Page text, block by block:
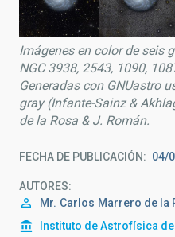
Imágenes en color de seis
NGC 3938, 2543, 1090,
Generadas con GNUastro
gray (Infante-Sainz &
de la Rosa & J. Román.
FECHA DE PUBLICACIÓN 04/
AUTORES
Mr. Carlos Marrero de la
Instituto de Astrofísica